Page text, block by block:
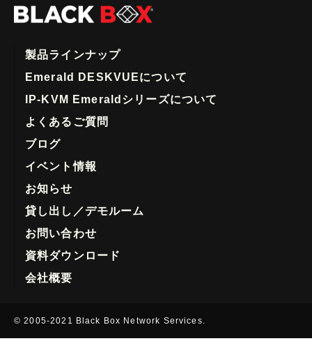
製品ラインナップ
Emerald DESKVUEについて
IP-KVM Emeraldシリーズについて
よくあるご質問
ブログ
イベント情報
お知らせ
貸し出し／デモルーム
お問い合わせ
資料ダウンロード
会社概要
© 2005-2021 Black Box Network Services.